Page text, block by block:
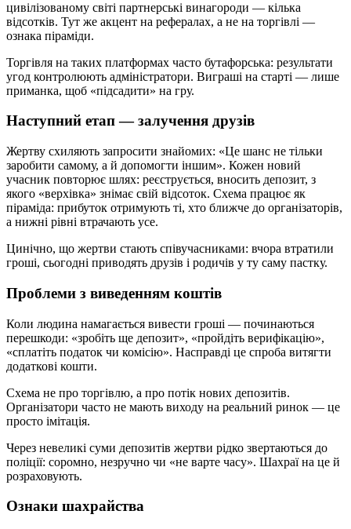
цивілізованому світі партнерські винагороди — кілька
відсотків. Тут же акцент на рефералах, а не на торгівлі —
ознака піраміди.
Торгівля на таких платформах часто бутафорська: результати
угод контролюють адміністратори. Виграші на старті — лише
приманка, щоб «підсадити» на гру.
Наступний етап — залучення друзів
Жертву схиляють запросити знайомих: «Це шанс не тільки
заробити самому, а й допомогти іншим». Кожен новий
учасник повторює шлях: реєструється, вносить депозит, з
якого «верхівка» знімає свій відсоток. Схема працює як
піраміда: прибуток отримують ті, хто ближче до організаторів,
а нижні рівні втрачають усе.
Цинічно, що жертви стають співучасниками: вчора втратили
гроші, сьогодні приводять друзів і родичів у ту саму пастку.
Проблеми з виведенням коштів
Коли людина намагається вивести гроші — починаються
перешкоди: «зробіть ще депозит», «пройдіть верифікацію»,
«сплатіть податок чи комісію». Насправді це спроба витягти
додаткові кошти.
Схема не про торгівлю, а про потік нових депозитів.
Організатори часто не мають виходу на реальний ринок — це
просто імітація.
Через невеликі суми депозитів жертви рідко звертаються до
поліції: соромно, незручно чи «не варте часу». Шахраї на це й
розраховують.
Ознаки шахрайства